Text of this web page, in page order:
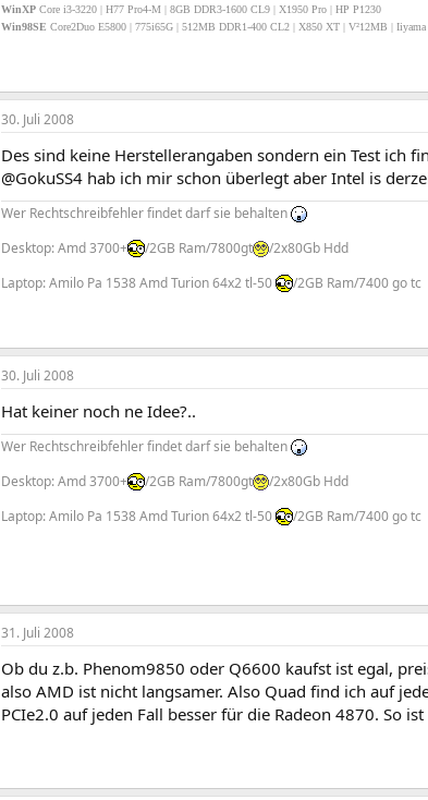
WinXP Core i3-3220 | H77 Pro4-M | 8GB DDR3-1600 CL9 | X1950 Pro | HP P1230
Win98SE Core2Duo E5800 | 775i65G | 512MB DDR1-400 CL2 | X850 XT | V²12MB | Iiyama
30. Juli 2008
Des sind keine Herstellerangaben sondern ein Test ich
@GokuSS4 hab ich mir schon überlegt aber Intel is
Wer Rechtschreibfehler findet darf sie behalten
Desktop: Amd 3700+
/2GB Ram/7800gt
/2x80Gb Hdd
Laptop: Amilo Pa 1538 Amd Turion 64x2 tl-50
/2GB Ram/7400 go tc
30. Juli 2008
Hat keiner noch ne Idee?..
Wer Rechtschreibfehler findet darf sie behalten
Desktop: Amd 3700+
/2GB Ram/7800gt
/2x80Gb Hdd
Laptop: Amilo Pa 1538 Amd Turion 64x2 tl-50
/2GB Ram/7400 go tc
31. Juli 2008
Ob du z.b. Phenom9850 oder Q6600 kaufst ist egal,
also AMD ist nicht langsamer. Also Quad find ich auf
PCIe2.0 auf jeden Fall besser für die Radeon 4870. So ist